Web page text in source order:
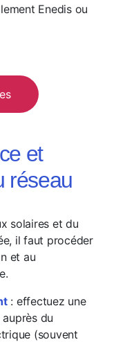
Enedis ou
et
réseau
solaires et du
il faut procéder
et au
: effectuez une
du
(souvent